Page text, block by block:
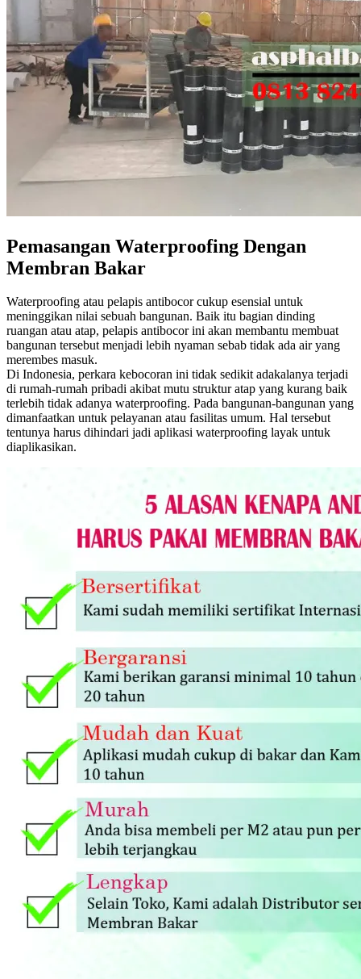
Pemasangan Waterproofing Dengan
Membran Bakar
Waterproofing atau pelapis antibocor cukup esensial untuk
meninggikan nilai sebuah bangunan. Baik itu bagian dinding
ruangan atau atap, pelapis antibocor ini akan membantu membuat
bangunan tersebut menjadi lebih nyaman sebab tidak ada air yang
merembes masuk.
Di Indonesia, perkara kebocoran ini tidak sedikit adakalanya terjadi
di rumah-rumah pribadi akibat mutu struktur atap yang kurang baik
terlebih tidak adanya waterproofing. Pada bangunan-bangunan yang
dimanfaatkan untuk pelayanan atau fasilitas umum. Hal tersebut
tentunya harus dihindari jadi aplikasi waterproofing layak untuk
diaplikasikan.